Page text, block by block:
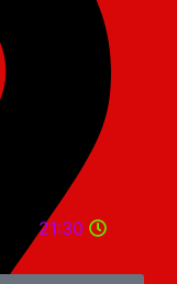
21:30